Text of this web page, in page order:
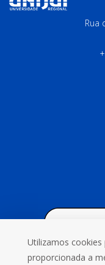
Rua
Utilizamos cookies
proporcionada a